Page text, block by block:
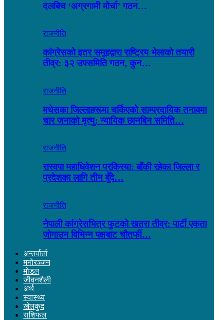
दलबिच ‘अग्रगामी मोर्चा’ गठन…
राजनीति
कांग्रेसको इतर समूहद्वारा राष्ट्रिय भेलाको तयारी
तीव्र: ३२ उपसमिति गठन, कुन…
राजनीति
मधेसका जिल्लाहरूमा चर्किएको साम्प्रदायिक तनावमा
चार जनाको मृत्यु: न्यायिक छानबिन समिति…
राजनीति
रास्वपा महाधिवेशन प्रक्रिया: बाँकी रहेका जिल्ला र
प्रदेशका लागि तीन बुँदे…
राजनीति
नेपाली कांग्रेसभित्र फुटको खतरा तीव्र: पार्टी एकता
जोगाउन विभिन्न पक्षबाट चौतर्फी…
अन्तर्वार्ता
मनोरञ्जन
माेडल
जीवनशैली
अर्थ
स्वास्थ्य
खेलकुद
राशिफल